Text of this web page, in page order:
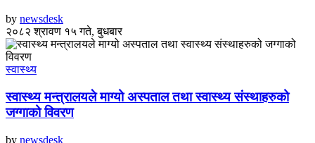
by newsdesk
२०८२ श्रावण १५ गते, बुधबार
स्वास्थ्य
स्वास्थ्य मन्त्रालयले माग्यो अस्पताल तथा स्वास्थ्य संस्थाहरुको
जग्गाको विवरण
by newsdesk